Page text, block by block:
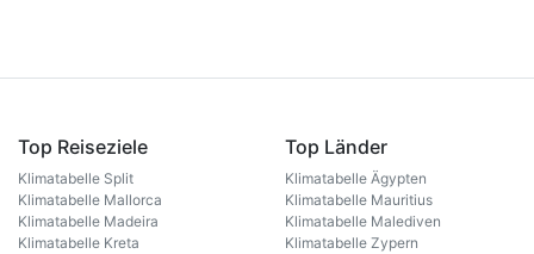
Top Reiseziele
Klimatabelle Split
Klimatabelle Mallorca
Klimatabelle Madeira
Klimatabelle Kreta
Top Länder
Klimatabelle Ägypten
Klimatabelle Mauritius
Klimatabelle Malediven
Klimatabelle Zypern